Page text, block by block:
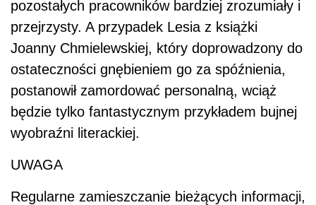
pozostałych pracowników bardziej zrozumiały i
przejrzysty. A przypadek Lesia z książki
Joanny Chmielewskiej, który doprowadzony do
ostateczności gnębieniem go za spóźnienia,
postanowił zamordować personalną, wciąż
będzie tylko fantastycznym przykładem bujnej
wyobraźni literackiej.
UWAGA
Regularne zamieszczanie bieżących informacji,